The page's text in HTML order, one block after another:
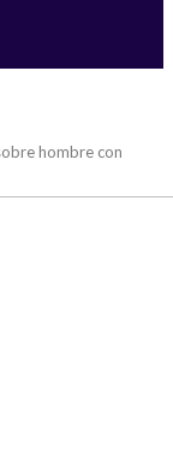
hombre con